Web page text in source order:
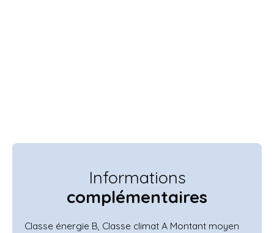
Informations
complémentaires
Classe énergie B, Classe climat A Montant moyen